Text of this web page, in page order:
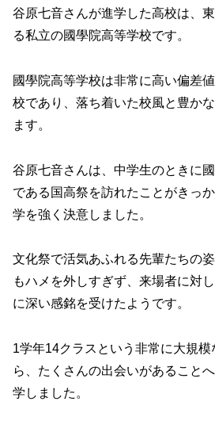
谷原七音さんが進学した高校は、
る私立の國學院高等学校です。
國學院高等学校は非常に高い偏差
校であり、落ち着いた校風と豊か
ます。
谷原七音さんは、中学生のときに
である国高祭を訪れたことがきっ
学を強く決意しました。
文化祭で活気あふれる先輩たちの
もハメを外しすぎず、来場者に対
に深い感銘を受けたようです。
1学年14クラスという非常に大規
ら、たくさんの出会いがあること
学しました。